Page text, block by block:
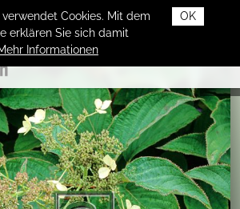
OK
Cookies. Mit dem
erklären Sie sich damit
Informationen